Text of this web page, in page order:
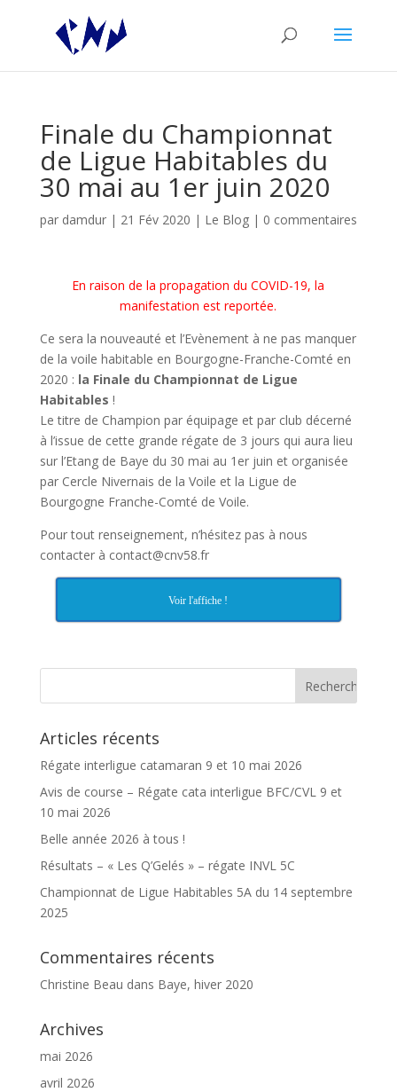
Finale du Championnat
de Ligue Habitables du
30 mai au 1er juin 2020
par damdur| 21 Fév 2020 | Le Blog| 0 commentaires
En raison de la propagation du COVID-19, la
manifestation est reportée.
Ce sera la nouveauté et l’Evènement à ne pas manquer
de la voile habitable en Bourgogne-Franche-Comté en
2020 : la Finale du Championnat de Ligue
Habitables !
Le titre de Champion par équipage et par club décerné
à l’issue de cette grande régate de 3 jours qui aura lieu
sur l’Etang de Baye du 30 mai au 1er juin et organisée
par Cercle Nivernais de la Voile et la Ligue de
Bourgogne Franche-Comté de Voile.
Pour tout renseignement, n’hésitez pas à nous
contacter à contact@cnv58.fr
Voir l'affiche !
Articles récents
Régate interligue catamaran 9 et 10 mai 2026
Avis de course – Régate cata interligue BFC/CVL 9 et
10 mai 2026
Belle année 2026 à tous !
Résultats – « Les Q’Gelés » – régate INVL 5C
Championnat de Ligue Habitables 5A du 14 septembre
2025
Commentaires récents
Christine Beau dans Baye, hiver 2020
Archives
mai 2026
avril 2026